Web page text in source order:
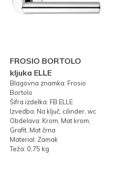
FROSIO BORTOLO
kljuka ELLE
Blagovna znamka: Frosio
Bortolo
Šifra izdelka: FB.ELLE
Izvedba: Na ključ, cilinder, wc
Obdelava: Krom, Mat krom,
Grafit, Mat črna
Material: Zamak
Teža: 0,75 kg